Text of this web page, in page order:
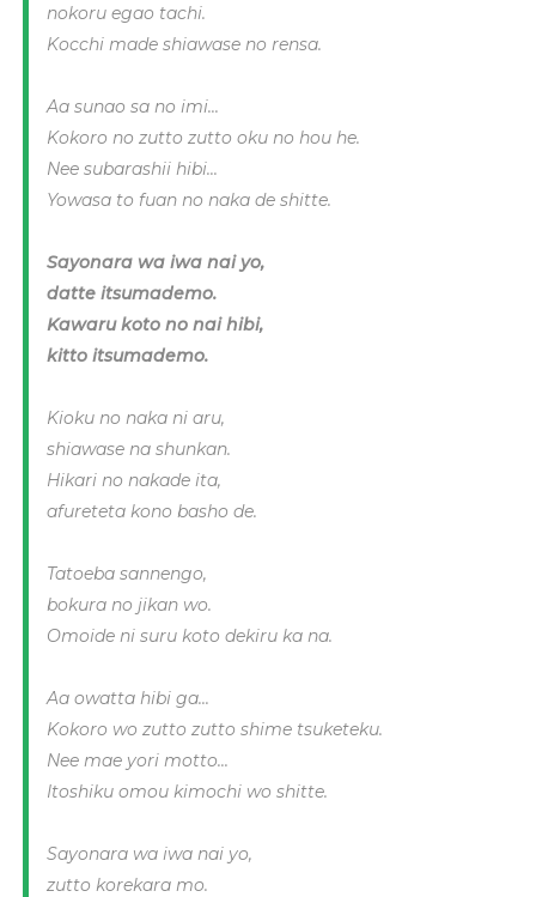
nokoru egao tachi.
Kocchi made shiawase no rensa.
Aa sunao sa no imi...
Kokoro no zutto zutto oku no hou he.
Nee subarashii hibi...
Yowasa to fuan no naka de shitte.
Sayonara wa iwa nai yo,
datte itsumademo.
Kawaru koto no nai hibi,
kitto itsumademo.
Kioku no naka ni aru,
shiawase na shunkan.
Hikari no nakade ita,
afureteta kono basho de.
Tatoeba sannengo,
bokura no jikan wo.
Omoide ni suru koto dekiru ka na.
Aa owatta hibi ga...
Kokoro wo zutto zutto shime tsuketeku.
Nee mae yori motto...
Itoshiku omou kimochi wo shitte.
Sayonara wa iwa nai yo,
zutto korekara mo.